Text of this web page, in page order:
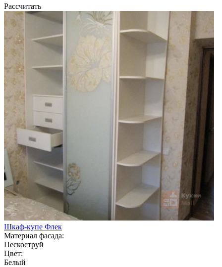
Рассчитать
Шкаф-купе Флек
Материал фасада:
Пескоструй
Цвет:
Белый